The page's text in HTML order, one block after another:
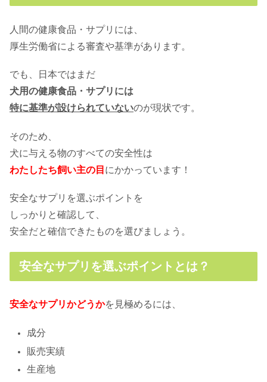
な色に変わるの？
犬のダイエットを成功させる秘訣！効
ペッツファーストはやばい？ホットサ
犬のダイエットは運動がPOINT！効果
的なトレーニングを一挙大公開！
犬にライオンのかぶりものをさせた
い！簡単にできる作り方！
犬のサプリ「毎日爽快」の口コミ＆評
判！アマゾンと楽天どっちが得？
人間の健康食品・サプリには、
厚生労働省による審査や基準があります。
でも、日本ではまだ
犬用の健康食品・サプリには
特に基準が設けられていないのが現状です。
そのため、
犬に与える物のすべての安全性は
わたしたち飼い主の目 にかかっています！
安全なサプリを選ぶポイントを
しっかりと確認して、
安全だと確信できたものを選びましょう。
安全なサプリを選ぶポイントとは？
安全なサプリかどうかを見極めるには、
成分
販売実績
生産地